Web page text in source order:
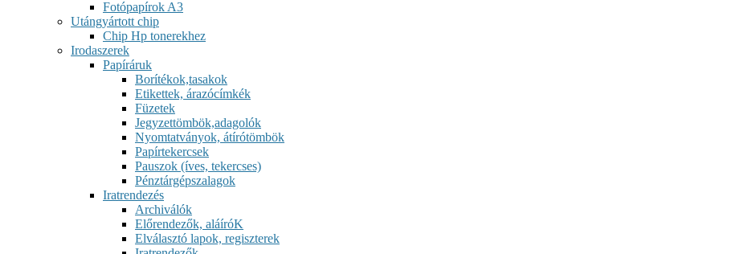
Fotópapírok A3
Utángyártott chip
Chip Hp tonerekhez
Irodaszerek
Papíráruk
Borítékok,tasakok
Etikettek, árazócímkék
Füzetek
Jegyzettömbök,adagolók
Nyomtatványok, átírótömbök
Papírtekercsek
Pauszok (íves, tekercses)
Pénztárgépszalagok
Iratrendezés
Archiválók
Előrendezők, aláíróK
Elválasztó lapok, regiszterek